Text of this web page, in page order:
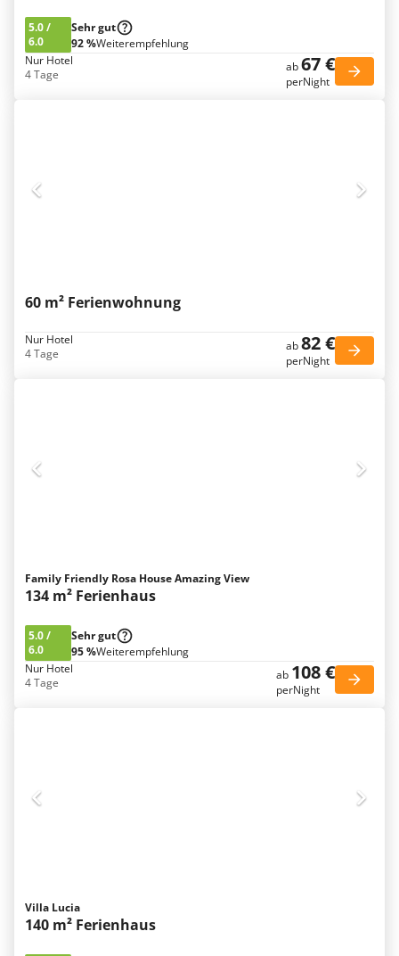
5.0/
6.0
Sehr gut
92 %Weiterempfehlung
Nur Hotel
4 Tage
ab67 €
perNight
60 m² Ferienwohnung
Nur Hotel
4 Tage
ab82 €
perNight
Family Friendly Rosa House Amazing View
134 m² Ferienhaus
5.0/
6.0
Sehr gut
95 %Weiterempfehlung
Nur Hotel
4 Tage
ab 108 €
perNight
Villa Lucia
140 m² Ferienhaus